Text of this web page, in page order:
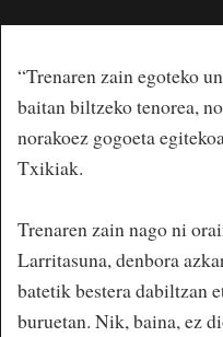
“Trenaren zain egoteko
baitan biltzeko tenorea,
norakoez gogoeta
Txikiak.
Trenaren zain nago ni
Larritasuna, denbora
batetik bestera dabiltzan
buruetan. Nik, baina, ez